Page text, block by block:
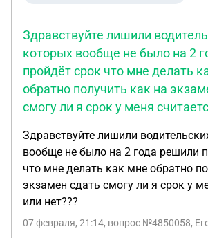
Здравствуйте лишили
которых вообще не было на 2
пройдёт срок что мне делать
обратно получить как на
смогу ли я срок у меня
Здравствуйте лишили
вообще не было на 2 года решили
что мне делать как мне обратно
экзамен сдать смогу ли я срок у
или нет???
07 февраля, 21:14, вопрос №4850058,